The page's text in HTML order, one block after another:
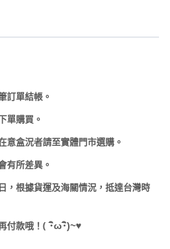
訂單結帳。
單購買。
盒況者請至實體門市選購。
有所差異。
，根據貨運及海關情況，抵達台灣時
付款哦！ (･ω･)~♥